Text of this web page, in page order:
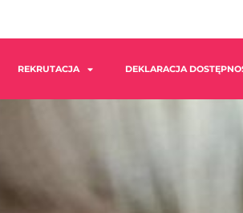
REKRUTACJA DEKLARACJA